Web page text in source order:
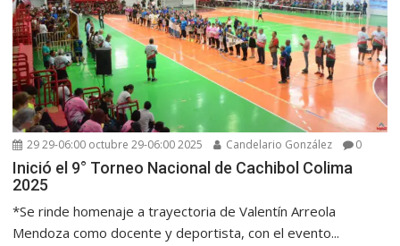
29 29-06:00 octubre 29-06:00 2025 Candelario González 0
Inició el 9° Torneo Nacional de Cachibol Colima
2025
*Se rinde homenaje a trayectoria de Valentín Arreola
Mendoza como docente y deportista, con el evento...